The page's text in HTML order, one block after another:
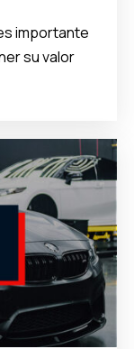
importante
su valor